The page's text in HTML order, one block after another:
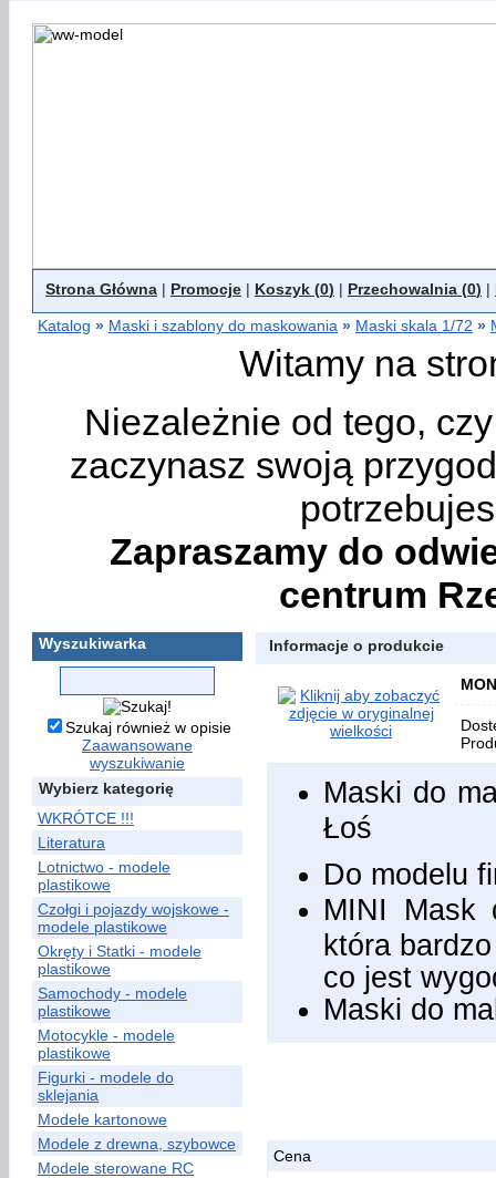
Strona Główna | Promocje | Koszyk (0) | Przechowalnia (0) |
Katalog » Maski i szablony do maskowania » Maski skala 1/72 »
Witamy na
Niezależnie od tego,
zaczynasz swoją
Zapraszamy do
centrum
Wyszukiwarka
Szukaj również w opisie
Zaawansowane
wyszukiwanie
Wybierz kategorię
WKRÓTCE !!!
Literatura
Lotnictwo - modele
plastikowe
Czołgi i pojazdy wojskowe -
modele plastikowe
Okręty i Statki - modele
plastikowe
Samochody - modele
plastikowe
Motocykle - modele
plastikowe
Figurki - modele do
sklejania
Modele kartonowe
Modele z drewna, szybowce
Modele sterowane RC
Informacje o produkcie
Maski do
Łoś
Do modelu
MINI Mask
która
co jest
Maski do
Cena